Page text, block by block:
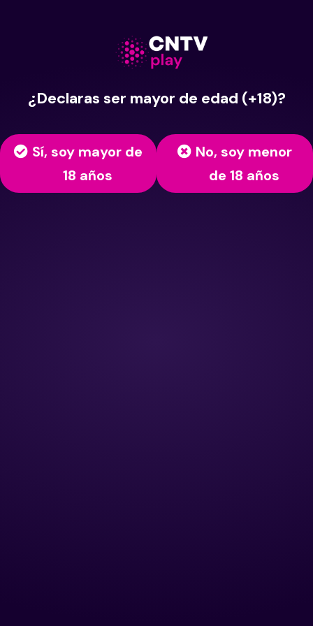
¿Declaras ser mayor de edad (+18)?
Sí, soy mayor de
18 años
No, soy menor
de 18 años